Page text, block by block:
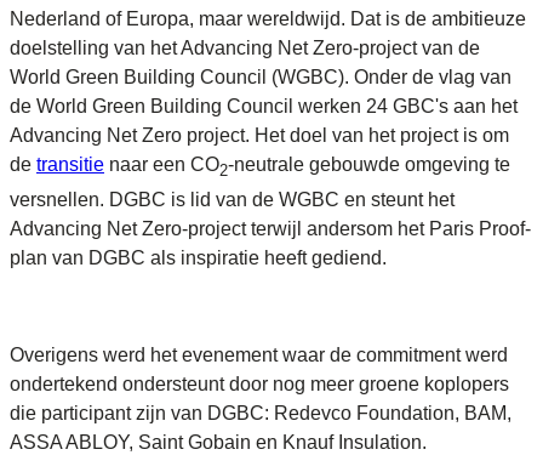
Nederland of Europa, maar wereldwijd. Dat is de ambitieuze
doelstelling van het Advancing Net Zero-project van de
World Green Building Council (WGBC). Onder de vlag van
de World Green Building Council werken 24 GBC's aan het
Advancing Net Zero project. Het doel van het project is om
de transitie naar een CO2-neutrale gebouwde omgeving te
versnellen. DGBC is lid van de WGBC en steunt het
Advancing Net Zero-project terwijl andersom het Paris Proof-
plan van DGBC als inspiratie heeft gediend.
Overigens werd het evenement waar de commitment werd
ondertekend ondersteunt door nog meer groene koplopers
die participant zijn van DGBC: Redevco Foundation, BAM,
ASSA ABLOY, Saint Gobain en Knauf Insulation.